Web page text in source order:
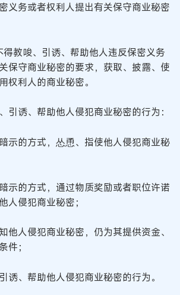
义务或者权利人提出有关保守商业秘密
教唆、引诱、帮助他人违反保密义务
保守商业秘密的要求，获取、披露、使
权利人的商业秘密。
引诱、帮助他人侵犯商业秘密的行为：
示的方式，怂恿、指使他人侵犯商业秘
示的方式，通过物质奖励或者职位许诺
人侵犯商业秘密；
他人侵犯商业秘密，仍为其提供资金、
件；
诱、帮助他人侵犯商业秘密的行为。